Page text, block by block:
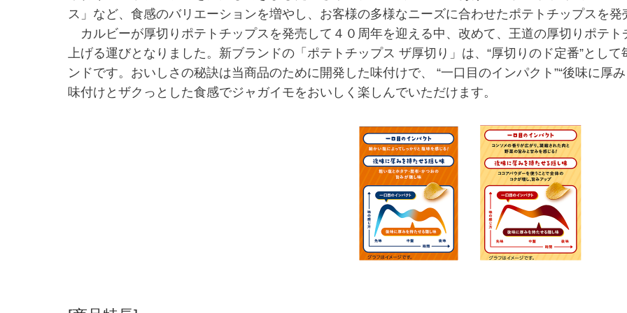
ス」など、食感のバリエーションを増やし、お客様の多様なニーズに合わせたポテトチップスを
カルビーが厚切りポテトチップスを発売して４０周年を迎える中、改めて、王道の厚切りポテ
上げる運びとなりました。新ブランドの「ポテトチップス ザ厚切り」は、“厚切りのド定番”とし
ンドです。おいしさの秘訣は当商品のために開発した味付けで、 “一口目のインパクト”“後味に厚
味付けとザクっとした食感でジャガイモをおいしく楽しんでいただけます。